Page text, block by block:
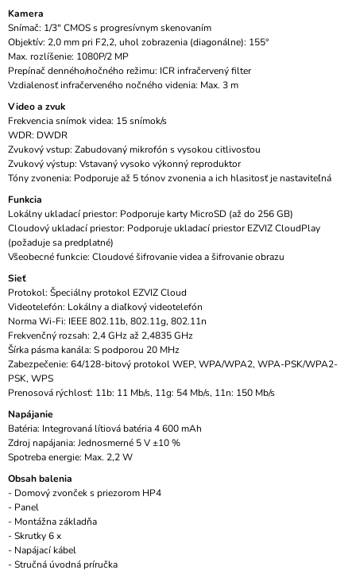
Kamera
Snímač: 1/3" CMOS s progresívnym skenovaním
Objektív: 2,0 mm pri F2,2, uhol zobrazenia (diagonálne): 155°
Max. rozlíšenie: 1080P/2 MP
Prepínač denného/nočného režimu: ICR infračervený filter
Vzdialenosť infračerveného nočného videnia: Max. 3 m
Video a zvuk
Frekvencia snímok videa: 15 snímok/s
WDR: DWDR
Zvukový vstup: Zabudovaný mikrofón s vysokou citlivosťou
Zvukový výstup: Vstavaný vysoko výkonný reproduktor
Tóny zvonenia: Podporuje až 5 tónov zvonenia a ich hlasitosť je nastaviteľná
Funkcia
Lokálny ukladací priestor: Podporuje karty MicroSD (až do 256 GB)
Cloudový ukladací priestor: Podporuje ukladací priestor EZVIZ CloudPlay
(požaduje sa predplatné)
Všeobecné funkcie: Cloudové šifrovanie videa a šifrovanie obrazu
Sieť
Protokol: Špeciálny protokol EZVIZ Cloud
Videotelefón: Lokálny a diaľkový videotelefón
Norma Wi-Fi: IEEE 802.11b, 802.11g, 802.11n
Frekvenčný rozsah: 2,4 GHz až 2,4835 GHz
Šírka pásma kanála: S podporou 20 MHz
Zabezpečenie: 64/128-bitový protokol WEP, WPA/WPA2, WPA-PSK/WPA2-
PSK, WPS
Prenosová rýchlosť: 11b: 11 Mb/s, 11g: 54 Mb/s, 11n: 150 Mb/s
Napájanie
Batéria: Integrovaná lítiová batéria 4 600 mAh
Zdroj napájania: Jednosmerné 5 V ±10 %
Spotreba energie: Max. 2,2 W
Obsah balenia
- Domový zvonček s priezorom HP4
- Panel
- Montážna základňa
- Skrutky 6 x
- Napájací kábel
- Stručná úvodná príručka